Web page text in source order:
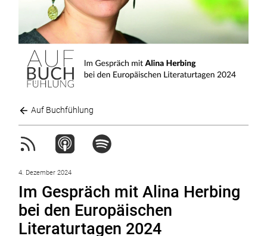
Auf Buchfühlung
4. Dezember 2024
Im Gespräch mit Alina Herbing
bei den Europäischen
Literaturtagen 2024